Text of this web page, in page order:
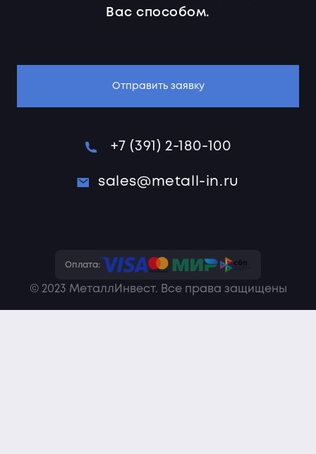
Вас способом.
Отправить заявку
+7 (391) 2-180-100
sales@metall-in.ru
Оплата:
© 2023 МеталлИнвест. Все права защищены